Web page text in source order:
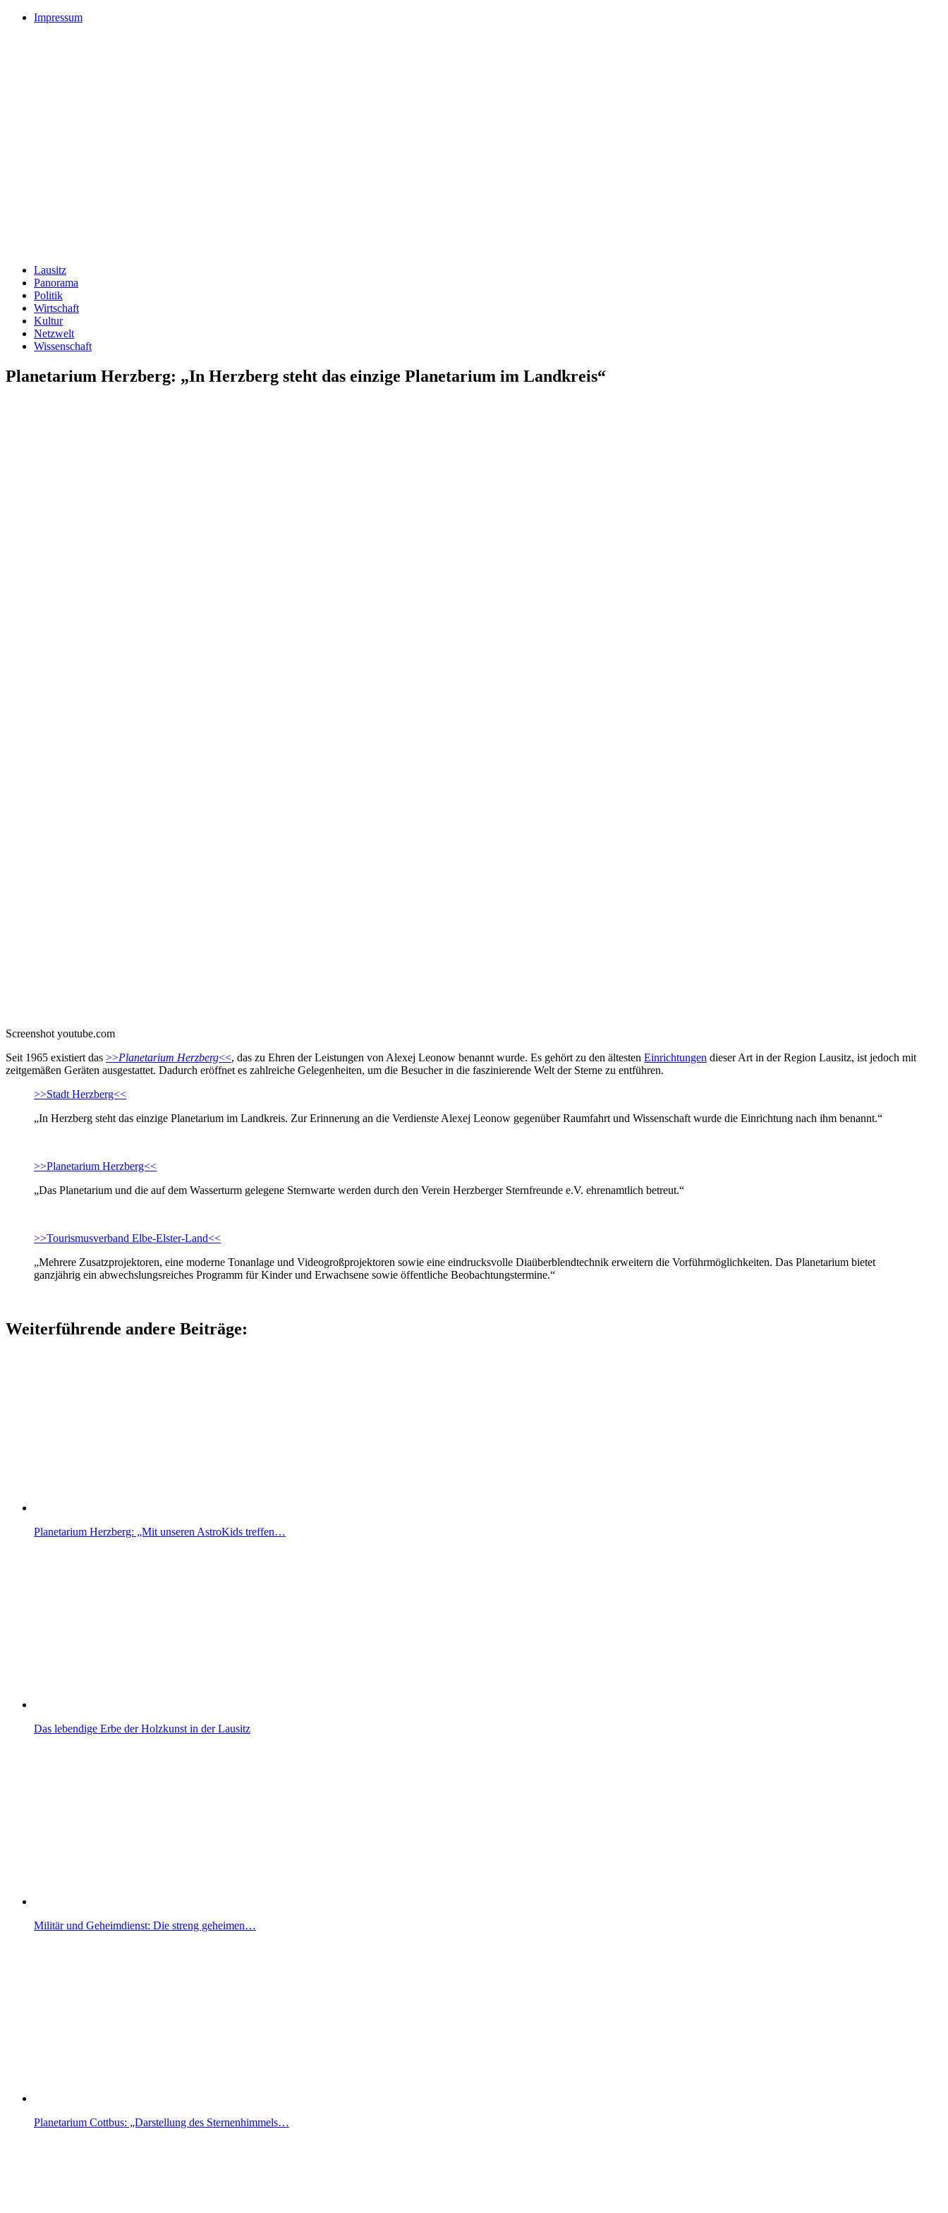
Impressum
Lausitz
Panorama
Politik
Wirtschaft
Kultur
Netzwelt
Wissenschaft
Planetarium Herzberg: „In Herzberg steht das einzige Planetarium im Landkreis“
Screenshot youtube.com
Seit 1965 existiert das >>Planetarium Herzberg<<, das zu Ehren der Leistungen von Alexej Leonow benannt wurde. Es gehört zu den ältesten Einrichtungen dieser Art in der Region Lausitz, ist jedoch mit
zeitgemäßen Geräten ausgestattet. Dadurch eröffnet es zahlreiche Gelegenheiten, um die Besucher in die faszinierende Welt der Sterne zu entführen.
>>Stadt Herzberg<<
„In Herzberg steht das einzige Planetarium im Landkreis. Zur Erinnerung an die Verdienste Alexej Leonow gegenüber Raumfahrt und Wissenschaft wurde die Einrichtung nach ihm benannt.“
>>Planetarium Herzberg<<
„Das Planetarium und die auf dem Wasserturm gelegene Sternwarte werden durch den Verein Herzberger Sternfreunde e.V. ehrenamtlich betreut.“
>>Tourismusverband Elbe-Elster-Land<<
„Mehrere Zusatzprojektoren, eine moderne Tonanlage und Videogroßprojektoren sowie eine eindrucksvolle Diaüberblendtechnik erweitern die Vorführmöglichkeiten. Das Planetarium bietet
ganzjährig ein abwechslungsreiches Programm für Kinder und Erwachsene sowie öffentliche Beobachtungstermine.“
Weiterführende andere Beiträge:
Planetarium Herzberg: „Mit unseren AstroKids treffen…
Das lebendige Erbe der Holzkunst in der Lausitz
Militär und Geheimdienst: Die streng geheimen…
Planetarium Cottbus: „Darstellung des Sternenhimmels…